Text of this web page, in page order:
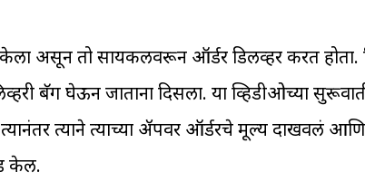
असून तो सायकलवरून ऑर्डर डिलीव्हर करत होता.
बॅग घेऊन जाताना दिसला. या व्हिडीओच्या
त्याने त्याच्या ॲपवर ऑर्डरचे मूल्य दाखवलं आणि
केली.